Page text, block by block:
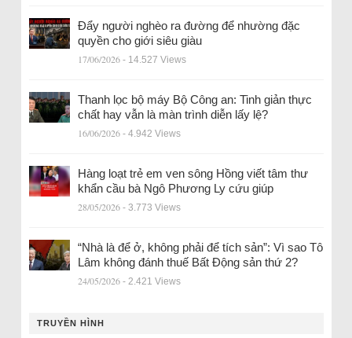
Đẩy người nghèo ra đường để nhường đặc
quyền cho giới siêu giàu
17/06/2026 - 14.527 Views
Thanh lọc bộ máy Bộ Công an: Tinh giản thực
chất hay vẫn là màn trình diễn lấy lệ?
16/06/2026 - 4.942 Views
Hàng loạt trẻ em ven sông Hồng viết tâm thư
khẩn cầu bà Ngô Phương Ly cứu giúp
28/05/2026 - 3.773 Views
“Nhà là để ở, không phải để tích sản”: Vì sao Tô
Lâm không đánh thuế Bất Động sản thứ 2?
24/05/2026 - 2.421 Views
TRUYỀN HÌNH